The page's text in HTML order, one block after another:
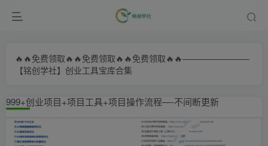
🔥🔥免费领取🔥🔥免费领取🔥🔥免费领取🔥🔥————————
【铭创学社】创业工具宝库合集
999+创业项目+项目工具+项目操作流程—-不间断更新